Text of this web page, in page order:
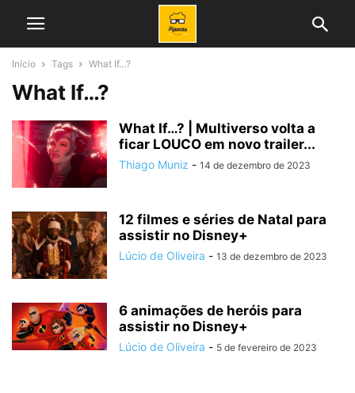
Início Tags What If…?
What If…?
What If…? | Multiverso volta a
ficar LOUCO em novo trailer...
Thiago Muniz - 14 de dezembro de 2023
12 filmes e séries de Natal para
assistir no Disney+
Lúcio de Oliveira - 13 de dezembro de 2023
6 animações de heróis para
assistir no Disney+
Lúcio de Oliveira - 5 de fevereiro de 2023